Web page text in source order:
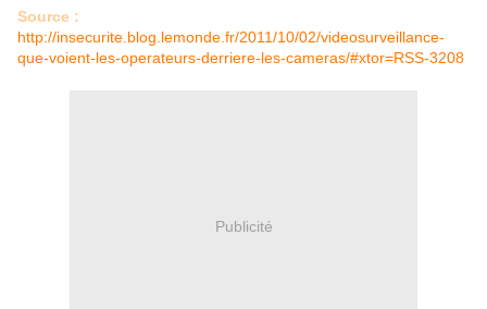
Source :
http://insecurite.blog.lemonde.fr/2011/10/02/videosurveillance-
que-voient-les-operateurs-derriere-les-cameras/#xtor=RSS-3208
Publicité